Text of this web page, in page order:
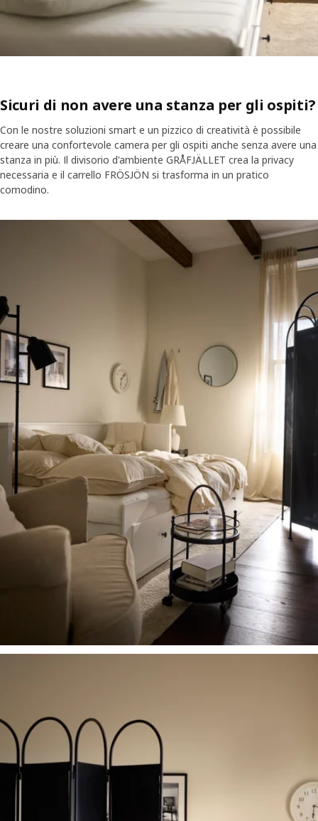
Sicuri di non avere una stanza per gli ospiti?
Con le nostre soluzioni smart e un pizzico di creatività è possibile
creare una confortevole camera per gli ospiti anche senza avere una
stanza in più. Il divisorio d'ambiente GRÅFJÄLLET crea la privacy
necessaria e il carrello FRÖSJÖN si trasforma in un pratico
comodino.